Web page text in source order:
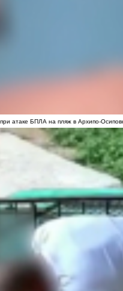
атаке БПЛА на пляж в Архипо-